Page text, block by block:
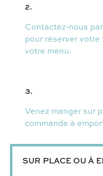
2.
Contactez-nous
pour réserver
votre menu.
3.
Venez manger sur
commande à
SUR PLACE OU À